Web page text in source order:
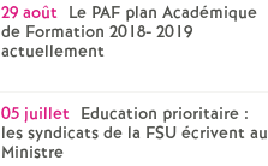
29 août Le PAF plan Académique
de Formation 2018- 2019
actuellement
05 juillet Education prioritaire :
les syndicats de la FSU écrivent au
Ministre